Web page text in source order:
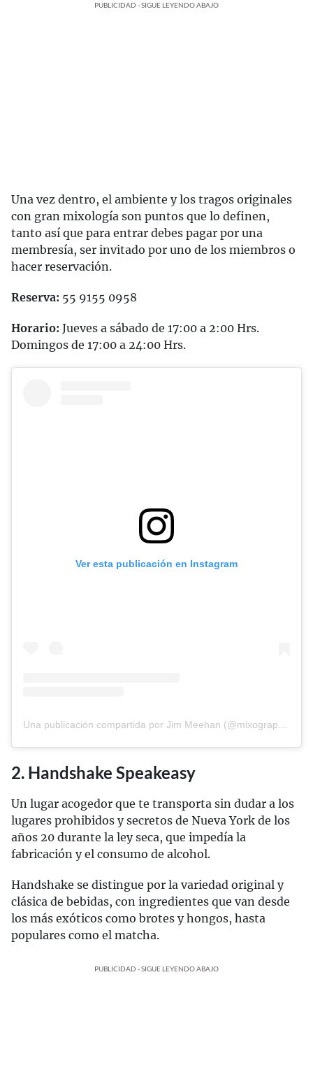
PUBLICIDAD - SIGUE LEYENDO ABAJO
Una vez dentro, el ambiente y los tragos originales
con gran mixología son puntos que lo definen,
tanto así que para entrar debes pagar por una
membresía, ser invitado por uno de los miembros o
hacer reservación.
Reserva: 55 9155 0958
Horario: Jueves a sábado de 17:00 a 2:00 Hrs.
Domingos de 17:00 a 24:00 Hrs.
Ver esta publicación en Instagram
2. Handshake Speakeasy
Un lugar acogedor que te transporta sin dudar a los
lugares prohibidos y secretos de Nueva York de los
años 20 durante la ley seca, que impedía la
fabricación y el consumo de alcohol.
Handshake se distingue por la variedad original y
clásica de bebidas, con ingredientes que van desde
los más exóticos como brotes y hongos, hasta
populares como el matcha.
PUBLICIDAD - SIGUE LEYENDO ABAJO